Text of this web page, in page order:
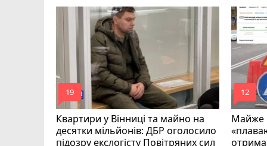
Квартири у Вінниці та майно на
десятки мільйонів: ДБР оголосило
підозру екслогісту Повітряних сил
mode_comment
19
Майже
mode_comment
12